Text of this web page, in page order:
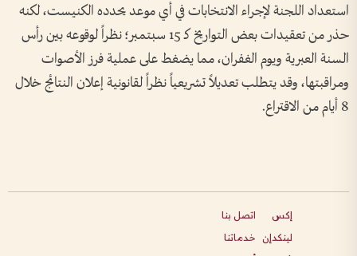
استعداد اللجنة لإجراء الانتخابات في أي موعد يحدده الكنيست، لكنه
حذر من تعقيدات بعض التواريخ كـ 15 سبتمبر؛ نظراً لوقوعه بين رأس
السنة العبرية ويوم الغفران، مما يضغط على عملية فرز الأصوات
ومراقبتها، وقد يتطلب تعديلاً تشريعياً نظراً لقانونية إعلان النتائج خلال
8 أيام من الاقتراع.
إكس
لينكدإن
اتصل بنا
خدماتنا